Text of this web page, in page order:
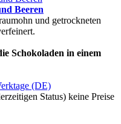
Beeren
und getrockneten
Schokoladen in einem
(DE)
Status) keine Preise